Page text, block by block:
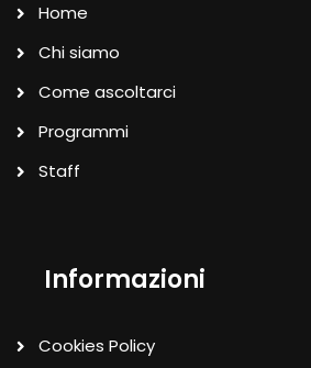
Home
Chi siamo
Come ascoltarci
Programmi
Staff
Informazioni
Cookies Policy